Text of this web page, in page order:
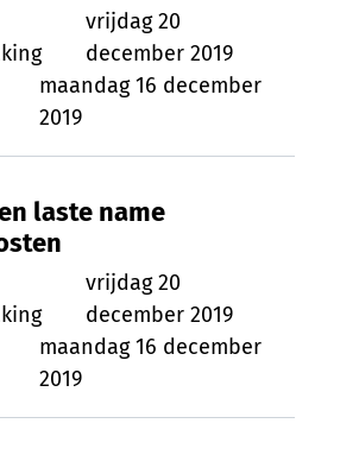
vrijdag 20
december 2019
maandag 16 december
2019
laste name
vrijdag 20
december 2019
maandag 16 december
2019